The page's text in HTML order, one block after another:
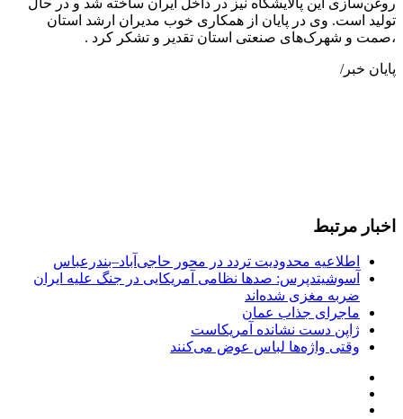
تولید است. وی در پایان از همکاری خوب مدیران ارشد استان
،صمت و شهرک‌های صنعتی استان تقدیر و تشکر کرد .
پایان خبر/
اخبار مرتبط
اطلاعیه محدودیت تردد در محور حاجی‌آباد–بندرعباس
آسوشیتدپرس: صدها نظامی آمریکایی در جنگ علیه ایران
ضربه مغزی شده‌اند
ماجرای جذاب عمان
ژاپن دست نشانده آمریکاست
وقتی واژه‌ها لباس عوض می‌کنند